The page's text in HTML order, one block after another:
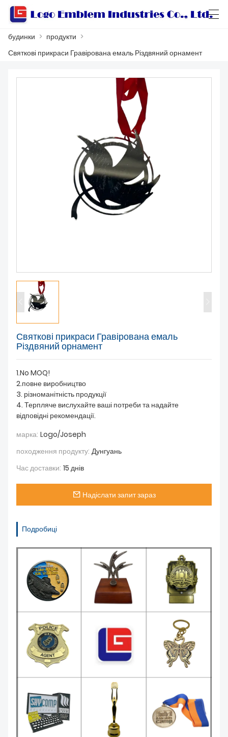
ЗВЯЖІТЬСЯ З НАМИ
КАТАЛОГ ПРОДУКЦІЇ
العربية বাংলা ভাষার
будинки > продукти >
Святкові прикраси Гравірована емаль Різдвяний орнамент
Святкові прикраси Гравірована емаль
Різдвяний орнамент
1.No MOQ!
2.повне виробництво
3. різноманітність продукції
4. Терпляче вислухайте ваші потреби та надайте
відповідні рекомендації.
марка: Logo/Joseph
походження продукту: Дунгуань
Час доставки: 15 днів
Надіслати запит зараз
Подробиці